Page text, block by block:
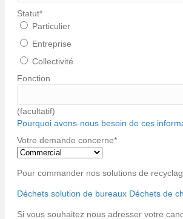
Statut*
Particulier
Entreprise
Collectivité
Fonction
(facultatif)
Pourquoi avons-nous besoin de ces
Votre demande concerne*
Pour commander nos solutions de
Déchets solution de bureaux Déchets de
Si vous souhaitez nous adresser votre